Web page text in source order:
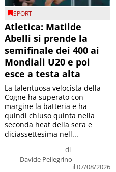
SPORT
Atletica: Matilde
Abelli si prende la
semifinale dei 400 ai
Mondiali U20 e poi
esce a testa alta
di
Davide Pellegrino
il 07/08/2026
La talentuosa velocista della
Cogne ha superato con
margine la batteria e ha
quindi chiuso quinta nella
seconda heat della sera e
diciassettesima nell...